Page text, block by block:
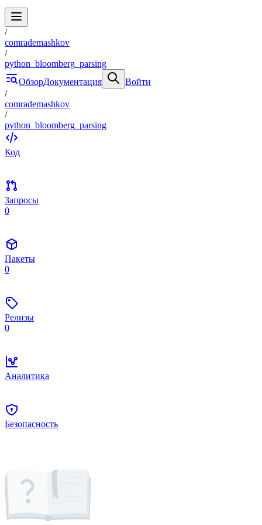
/
comrademashkov
/
python_bloomberg_parsing
ОбзорДокументация
Войти
/
comrademashkov
/
python_bloomberg_parsing
Код
Запросы
0
Пакеты
0
Релизы
0
Аналитика
Безопасность